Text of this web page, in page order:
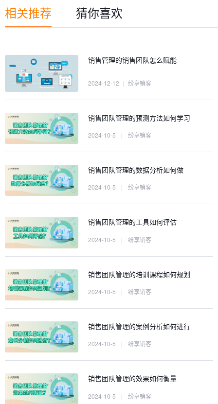
相关推荐 猜你喜欢
销售管理的销售团队怎么赋能
2024-12-12 | 纷享销客
销售团队管理的预测方法如何学习
2024-10-5 | 纷享销客
销售团队管理的数据分析如何做
2024-10-5 | 纷享销客
销售团队管理的工具如何评估
2024-10-5 | 纷享销客
销售团队管理的培训课程如何规划
2024-10-5 | 纷享销客
销售团队管理的案例分析如何进行
2024-10-5 | 纷享销客
销售团队管理的效果如何衡量
2024-10-5 | 纷享销客